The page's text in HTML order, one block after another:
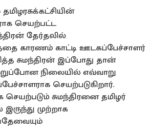
செயற்பட்ட
தேர்தலில்
காரணம் காட்டி ஊடகப்பேச்சாளர்
சுமந்திரன் இப்போது தான்
நிலையில் எவ்வாறு
செயற்படுகிறார்.
செயற்படும் சுமந்திரனை தமிழர்
முற்றாக